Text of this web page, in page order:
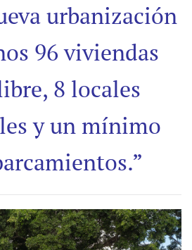
urbanización
96 viviendas
8 locales
y un mínimo